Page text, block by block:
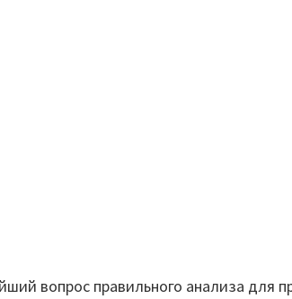
вопрос правильного анализа для